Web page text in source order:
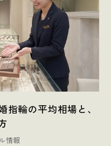
指輪の平均相場と、
情報